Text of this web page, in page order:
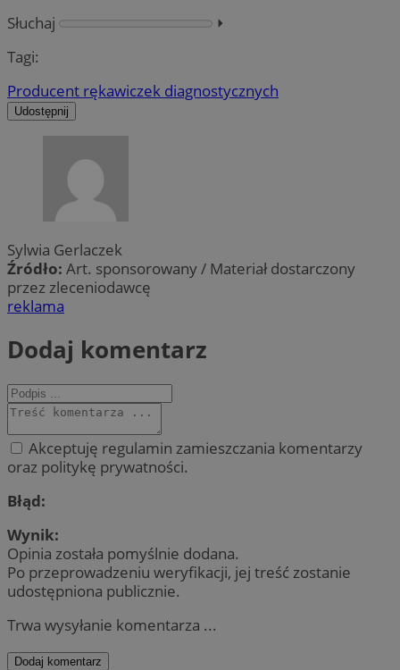
Słuchaj
⏵︎
Tagi:
Producent rękawiczek diagnostycznych
Udostępnij
Sylwia Gerlaczek
Źródło: Art. sponsorowany / Materiał dostarczony
przez zleceniodawcę
reklama
Dodaj komentarz
Akceptuję regulamin zamieszczania komentarzy
oraz politykę prywatności.
Błąd:
Wynik:
Opinia została pomyślnie dodana.
Po przeprowadzeniu weryfikacji, jej treść zostanie
udostępniona publicznie.
Trwa wysyłanie komentarza ...
Dodaj komentarz